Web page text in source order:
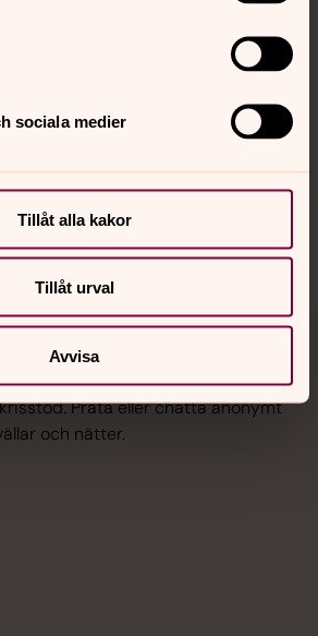
sociala medier
Tillåt alla kakor
Tillåt urval
Avvisa
Prata eller chatta anonymt
och nätter.